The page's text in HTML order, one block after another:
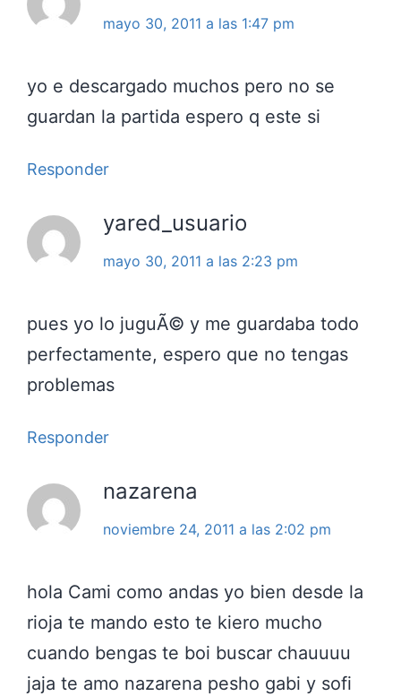
mayo 30, 2011 a las 1:47 pm
yo e descargado muchos pero no se
guardan la partida espero q este si
Responder
yared_usuario
mayo 30, 2011 a las 2:23 pm
pues yo lo juguÃ© y me guardaba todo
perfectamente, espero que no tengas
problemas
Responder
nazarena
noviembre 24, 2011 a las 2:02 pm
hola Cami como andas yo bien desde la
rioja te mando esto te kiero mucho
cuando bengas te boi buscar chauuuu
jaja te amo nazarena pesho gabi y sofi